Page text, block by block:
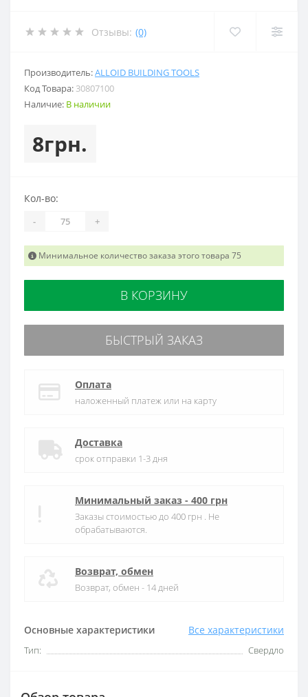
Отзывы: (0)
Производитель:ALLOID BUILDING TOOLS
Код Товара: 30807100
Наличие: В наличии
8грн.
Основные характеристики Все характеристики
Тип: Свердло
Кол-во:
- +
Минимальное количество заказа этого товара 75
В КОРЗИНУ
БЫСТРЫЙ ЗАКАЗ
Оплата
наложенный платеж или на карту
Доставка
срок отправки 1-3 дня
Минимальный заказ - 400 грн
Заказы стоимостью до 400 грн . Не
обрабатываются.
Возврат, обмен
Возврат, обмен - 14 дней